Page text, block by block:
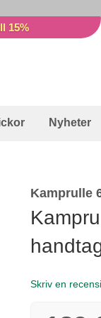
15%
Nyheter
Kamprulle
Skriv en